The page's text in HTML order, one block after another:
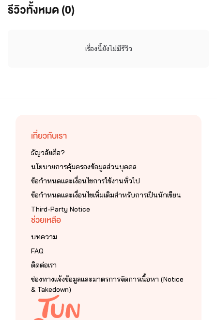
รีวิวทั้งหมด (0)
เรื่องนี้ยังไม่มีรีวิว
เกี่ยวกับเรา
ธัญวลัยคือ?
นโยบายการคุ้มครองข้อมูลส่วนบุคคล
ข้อกำหนดและเงื่อนไขการใช้งานทั่วไป
ข้อกำหนดและเงื่อนไขเพิ่มเติมสำหรับการเป็นนักเขียน
Third-Party Notice
ช่วยเหลือ
บทความ
FAQ
ติดต่อเรา
ช่องทางแจ้งข้อมูลและมาตรการจัดการเนื้อหา (Notice
& Takedown)